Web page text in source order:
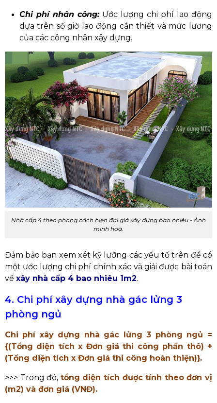
Chi phí nhân công:Ước lượng chi phí lao động
dựa trên số giờ lao động cần thiết và mức lương
của các công nhân xây dựng.
Nhà cấp 4 theo phong cách hiện đại giá xây dựng bao nhiêu - Ảnh
minh hoạ.
Đảm bảo bạn xem xét kỹ lưỡng các yếu tố trên để có
một ước lượng chi phí chính xác và giải được bài toán
về xây nhà cấp 4 bao nhiêu 1m2.
4. Chi phí xây dựng nhà gác lửng 3
phòng ngủ
Chi phí xây dựng nhà gác lửng 3 phòng ngủ =
{(Tổng diện tích x Đơn giá thi công phần thô) +
(Tổng diện tích x Đơn giá thi công hoàn thiện)}.
>>> Trong đó, tổng diện tích được tính theo đơn vị
(m2) và đơn giá (VNĐ).